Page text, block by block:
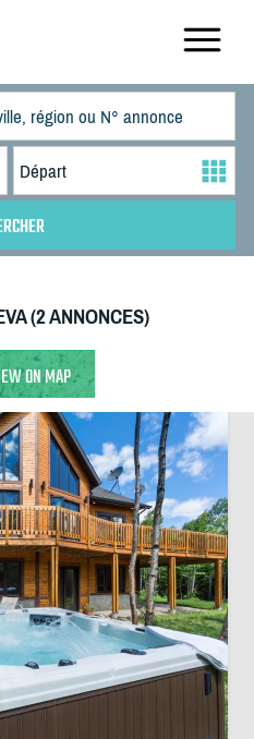
(2 ANNONCES)
ON MAP